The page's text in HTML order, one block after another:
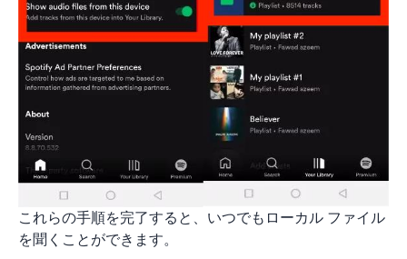
これらの手順を完了すると、いつでもローカル ファイル
を聞くことができます。